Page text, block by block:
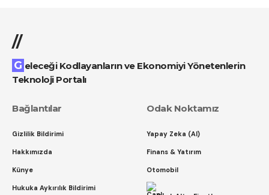
//
Geleceği Kodlayanların ve Ekonomiyi Yönetenlerin
Teknoloji Portalı
Bağlantılar
Gizlilik Bildirimi
Hakkımızda
Künye
Hukuka Aykırılık Bildirimi
Odak Noktamız
Yapay Zeka (AI)
Finans & Yatırım
Otomobil